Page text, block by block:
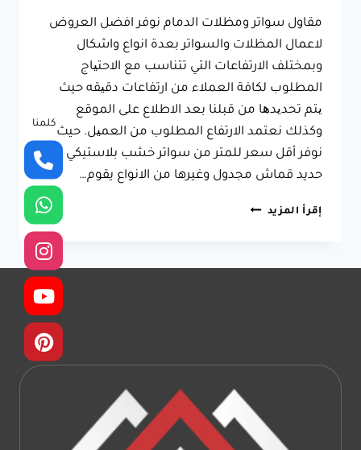
مقاول سواتر ومظلات الدمام نوفر افضل العروض
لاعمال المظلات والسواتر بعدة انواع واشكال
وبمختلف الارتفاعات التي تتناسب مع الاحتیاج
المطلوب لكافة العملاء من ارتفاعات دقیقه حيث
یتم تحدیدھا من قبلنا بعد الاطلاع على الموقع
وكذلك نعتمد الارتفاع المطلوب من العمیل. حيث
نوفر أقل سعر للمتر من سواتر خشب بلاستيكي
حديد قماش مجدول وغيرها من الانواع يقوم…
إقرأ المزيد مقاول
كلمنا